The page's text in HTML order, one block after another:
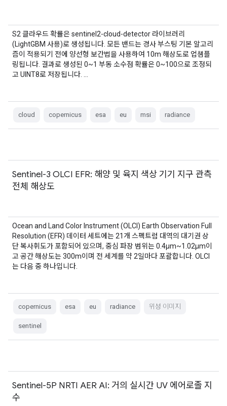
S2 클라우드 확률은 sentinel2-cloud-detector 라이브러리
(LightGBM 사용)로 생성됩니다. 모든 밴드는 경사 부스팅 기본 알고리
즘이 적용되기 전에 양선형 보간법을 사용하여 10m 해상도로 업샘플
링됩니다. 결과로 생성된 0~1 부동 소수점 확률은 0~100으로 조정되
고 UINT8로 저장됩니다. …
cloud copernicus esa eu msi radiance
Sentinel-3 OLCI EFR: 해양 및 육지 색상 기기 지구 관측
전체 해상도
Ocean and Land Color Instrument (OLCI) Earth Observation Full
Resolution (EFR) 데이터 세트에는 21개 스펙트럼 대역의 대기권 상
단 복사휘도가 포함되어 있으며, 중심 파장 범위는 0.4µm~1.02µm이
고 공간 해상도는 300m이며 전 세계를 약 2일마다 포괄합니다. OLCI
는 다음 중 하나입니다.
copernicus esa eu radiance 위성 이미지
sentinel
Sentinel-5P NRTI AER AI: 거의 실시간 UV 에어로졸 지
수